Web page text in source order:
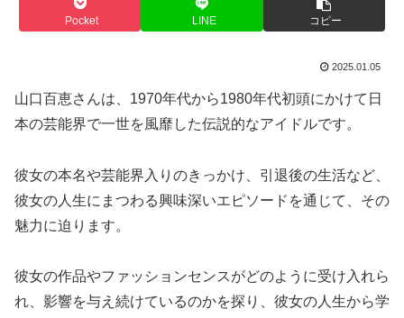
Pocket LINE コピー
2025.01.05
山口百恵さんは、1970年代から1980年代初頭にかけて日
本の芸能界で一世を風靡した伝説的なアイドルです。
彼女の本名や芸能界入りのきっかけ、引退後の生活など、
彼女の人生にまつわる興味深いエピソードを通じて、その
魅力に迫ります。
彼女の作品やファッションセンスがどのように受け入れら
れ、影響を与え続けているのかを探り、彼女の人生から学